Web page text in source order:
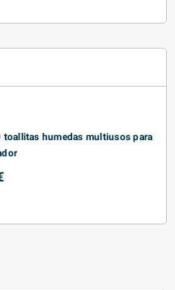
toallitas humedas multiusos para